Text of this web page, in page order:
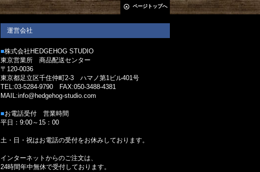
ページトップへ
運営会社
■株式会社HEDGEHOG STUDIO
東京営業所 商品配送センター
〒120-0036
東京都足立区千住仲町2-3 ハマノ第1ビル401号
TEL:03-5284-9790 FAX:050-3488-4381
MAIL:info@hedgehog-studio.com
■お電話受付 営業時間
平日：9:00～15：00
土・日・祝はお電話の受付をお休みしております。
インターネットからのご注文は、
24時間年中無休で受付しております。